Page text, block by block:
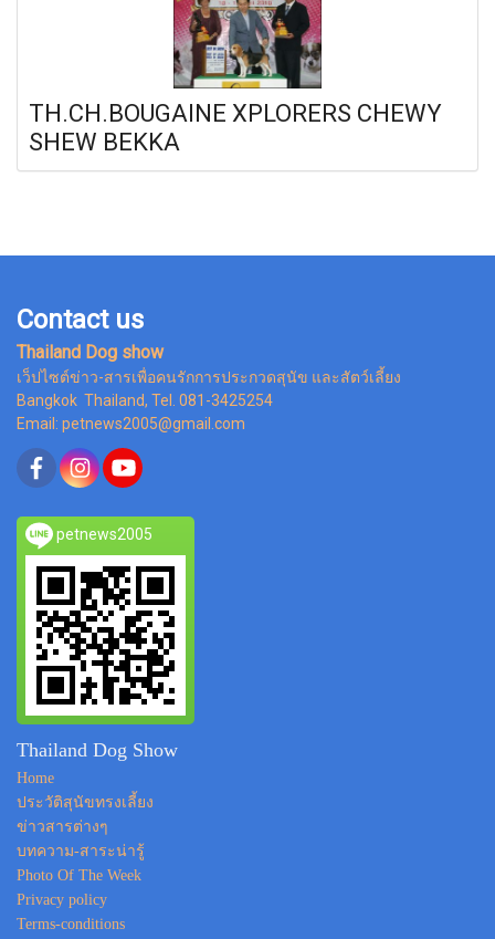
TH.CH.BOUGAINE XPLORERS CHEWY
SHEW BEKKA
Contact us
Thailand Dog show
เว็ปไซต์ข่าว-สารเพื่อคนรักการประกวดสุนัข และสัตว์เลี้ยง
Bangkok Thailand, Tel. 081-3425254
Email: petnews2005@gmail.com
petnews2005
Thailand Dog Show
Home
ประวัติสุนัขทรงเลี้ยง
ข่าวสารต่างๆ
บทความ-สาระน่ารู้
Photo Of The Week
Privacy policy
Terms-conditions